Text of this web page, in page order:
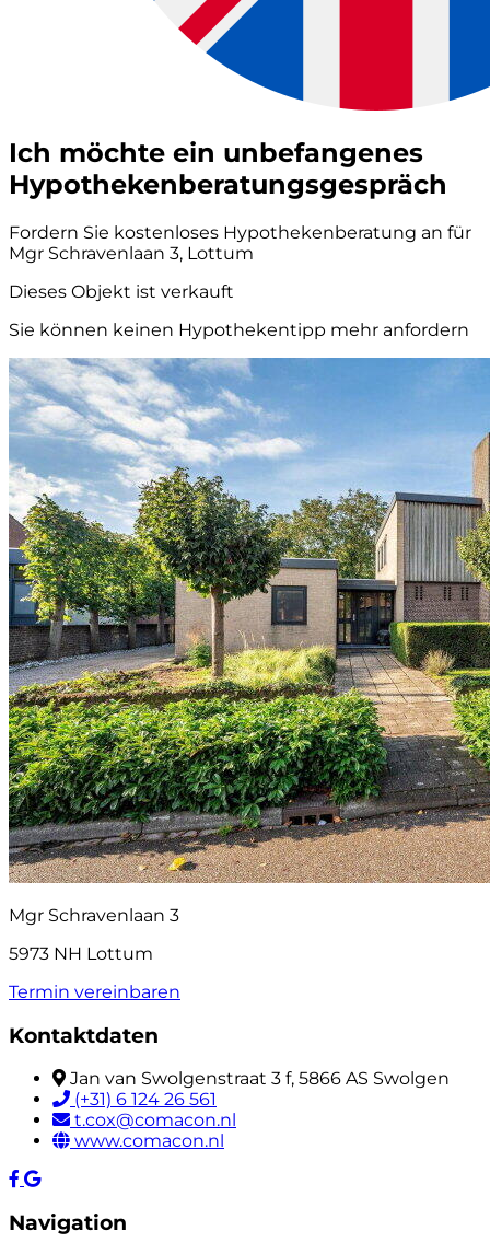
Ich möchte ein unbefangenes
Hypothekenberatungsgespräch
Fordern Sie kostenloses Hypothekenberatung an für
Mgr Schravenlaan 3, Lottum
Dieses Objekt ist verkauft
Sie können keinen Hypothekentipp mehr anfordern
Mgr Schravenlaan 3
5973 NH Lottum
Termin vereinbaren
Kontaktdaten
Jan van Swolgenstraat 3 f, 5866 AS Swolgen
(+31) 6 124 26 561
t.cox@comacon.nl
www.comacon.nl
Navigation